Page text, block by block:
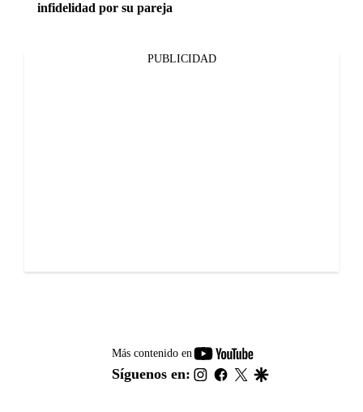
infidelidad por su pareja
PUBLICIDAD
Más contenido en
youtube-
footer
Síguenos en: instagram
facebook
twitter